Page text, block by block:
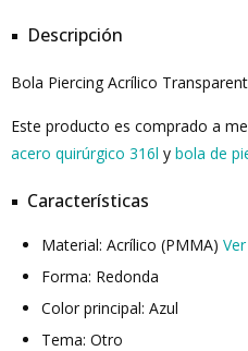
Descripción
Bola Piercing Acrílico
Este producto es comprado a
acero quirúrgico 316l y bola de
Características
Material: Acrílico (PMMA)
Forma: Redonda
Color principal: Azul
Tema: Otro